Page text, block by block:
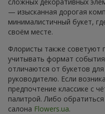
— изысканная дорогая
минималистичный букет,
своём месте.
Флористы также советуют
учитывать формат
отличаются от букетов
руководителю. Если
предпочтение классике с
палитрой. Либо
салона Flowers.ua.